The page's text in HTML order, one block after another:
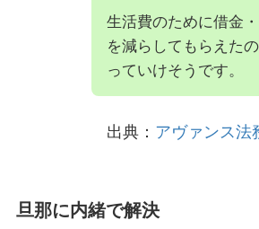
生活費のために借金
を減らしてもらえた
っていけそうです。
出典： アヴァンス法
旦那に内緒で解決